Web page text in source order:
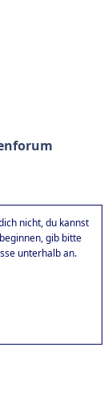
nicht, du kannst
gib bitte
unterhalb an.